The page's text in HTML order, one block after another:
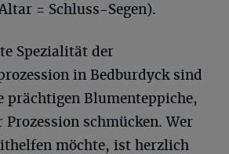
= Schluss-Segen).
Spezialität der
in Bedburdyck sind
prächtigen Blumenteppiche,
Prozession schmücken. Wer
möchte, ist herzlich